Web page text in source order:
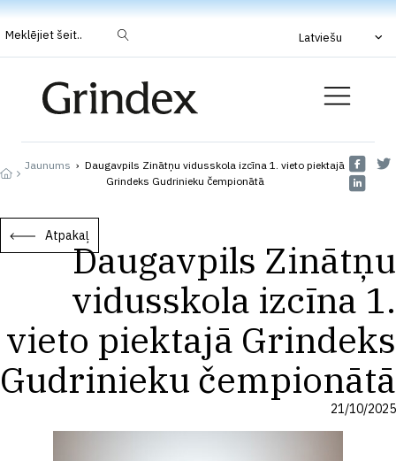
Meklējiet šeit.. Latviešu
Jaunums › Daugavpils Zinātņu vidusskola izcīna 1. vieto piektajā
Grindeks Gudrinieku čempionātā
Atpakaļ
Daugavpils Zinātņu
vidusskola izcīna 1.
vieto piektajā Grindeks
Gudrinieku čempionātā
21/10/2025